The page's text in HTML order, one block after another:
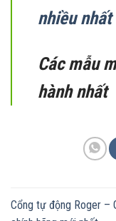
nhiều nhất
Các mẫu
hành nhất
Cổng tự động Roger –